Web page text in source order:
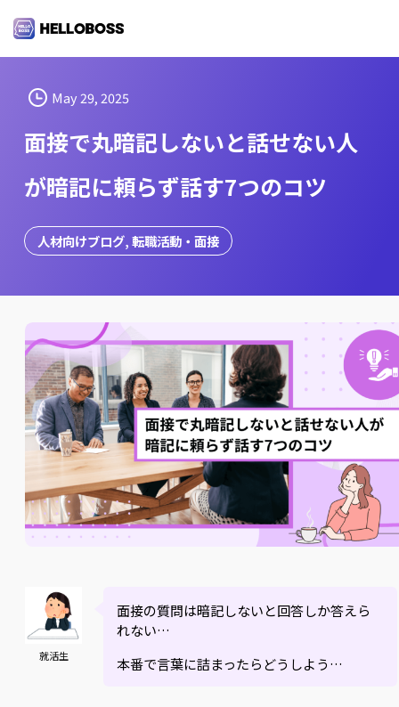
i
May 29, 2025
面接で丸暗記しないと話せない人
が暗記に頼らず話す7つのコツ
人材向けブログ, 転職活動・面接
就活生
面接の質問は暗記しないと回答しか答えら
れない…
本番で言葉に詰まったらどうしよう…